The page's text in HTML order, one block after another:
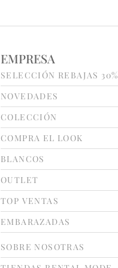
EMPRESA
SELECCIÓN REBAJAS 30%
NOVEDADES
COLECCIÓN
COMPRA EL LOOK
BLANCOS
OUTLET
TOP VENTAS
EMBARAZADAS
SOBRE NOSOTRAS